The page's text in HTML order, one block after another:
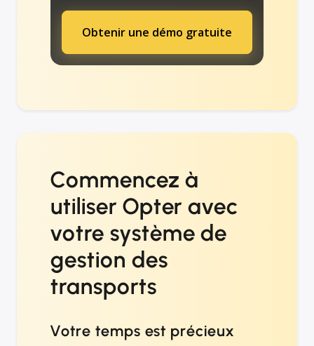
Obtenir une démo gratuite
Commencez à
utiliser Opter avec
votre système de
gestion des
transports
Votre temps est précieux